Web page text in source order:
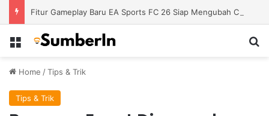
Menu
Home /Tips & Trik
Tips & Trik